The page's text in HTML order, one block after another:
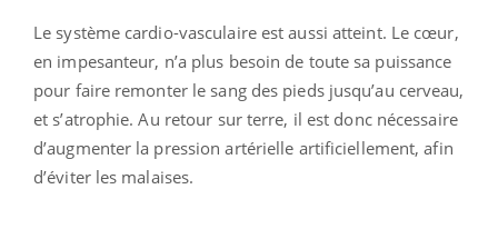
Le système cardio-vasculaire est aussi atteint. Le cœur,
en impesanteur, n’a plus besoin de toute sa puissance
pour faire remonter le sang des pieds jusqu’au cerveau,
et s’atrophie. Au retour sur terre, il est donc nécessaire
d’augmenter la pression artérielle artificiellement, afin
d’éviter les malaises.